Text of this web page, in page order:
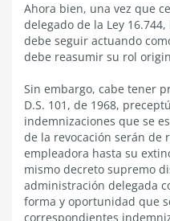
Ahora bien, una vez que
delegado de la Ley
debe seguir actuando
debe reasumir su rol
Sin embargo, cabe tener
D.S. 101, de 1968,
indemnizaciones que se
de la revocación serán de
empleadora hasta su
mismo decreto supremo
administración delegada
forma y oportunidad que
correspondientes